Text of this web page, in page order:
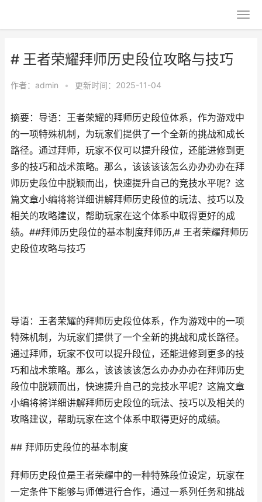
# 王者荣耀拜师历史段位攻略与技巧
作者： admin • 更新时间：2025-11-04
摘要：导语：王者荣耀的拜师历史段位体系，作为游戏中
的一项特殊机制，为玩家们提供了一个全新的挑战和成长
路径。通过拜师，玩家不仅可以提升段位，还能进修到更
多的技巧和战术策略。那么，该该该该怎么办办办办在拜
师历史段位中脱颖而出，快速提升自己的竞技水平呢？这
篇文章小编将将详细讲解拜师历史段位的玩法、技巧以及
相关的攻略建议，帮助玩家在这个体系中取得更好的成
绩。##拜师历史段位的基本制度拜师历,# 王者荣耀拜师历
史段位攻略与技巧
导语：王者荣耀的拜师历史段位体系，作为游戏中的一项
特殊机制，为玩家们提供了一个全新的挑战和成长路径。
通过拜师，玩家不仅可以提升段位，还能进修到更多的技
巧和战术策略。那么，该该该该怎么办办办办在拜师历史
段位中脱颖而出，快速提升自己的竞技水平呢？这篇文章
小编将将详细讲解拜师历史段位的玩法、技巧以及相关的
攻略建议，帮助玩家在这个体系中取得更好的成绩。
## 拜师历史段位的基本制度
拜师历史段位是王者荣耀中的一种特殊段位设定，玩家在
一定条件下能够与师傅进行合作，通过一系列任务和挑战